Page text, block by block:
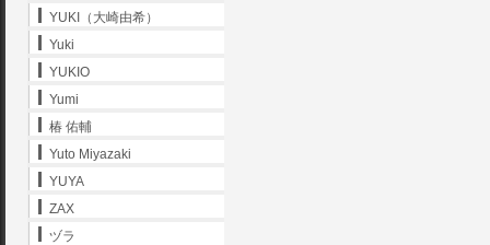
YUKI（大崎由希）
Yuki
YUKIO
Yumi
椿 佑輔
Yuto Miyazaki
YUYA
ZAX
ヅラ